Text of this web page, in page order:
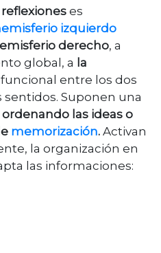
es
izquierdo
derecho, a
global, a la
entre los dos
Suponen una
las ideas o
memorización. Activan
la organización en
las informaciones: